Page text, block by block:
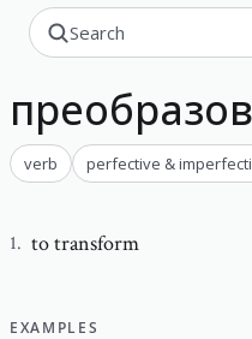
verb perfective &
1. to transform
EXAMPLES